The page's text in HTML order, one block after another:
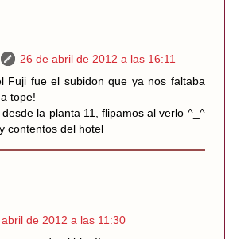
26 de abril de 2012 a las 16:11
Fuji fue el subidon que ya nos faltaba
tope!
la planta 11, flipamos al verlo ^_^
contentos del hotel
de 2012 a las 11:30